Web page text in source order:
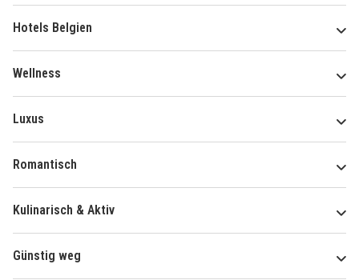
Hotels Belgien
Wellness
Luxus
Romantisch
Kulinarisch & Aktiv
Günstig weg